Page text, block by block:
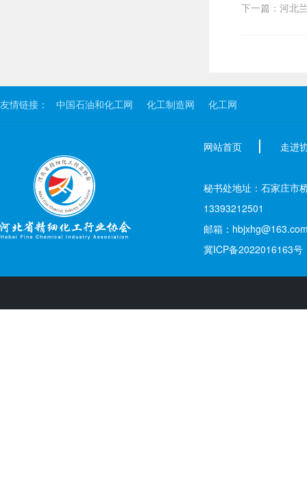
下一篇：河北
友情链接： 中国石油和化工网 化工制造网 化工网
网站首页 走进
秘书处地址：石家庄市
13393212501
邮箱：
冀ICP备2022016163号